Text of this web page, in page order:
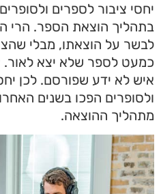
יחסי ציבור לספרים
בתהליך הוצאת הספר. הרי
לבשר על הוצאתו, מבלי
כמעט לספר שלא יצא לאור.
איש לא ידע שפורסם. לכן
ולסופרים הפכו בשנים
מתהליך ההוצאה.